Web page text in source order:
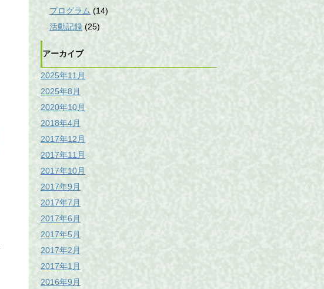
プログラム (14)
活動記録 (25)
アーカイブ
2025年11月
2025年8月
2020年10月
2018年4月
2017年12月
2017年11月
2017年10月
2017年9月
2017年7月
2017年6月
2017年5月
2017年2月
2017年1月
2016年9月